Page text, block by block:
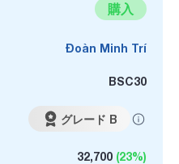
購入
Đoàn Minh Trí
BSC30
グレード B
32,700 (23%)